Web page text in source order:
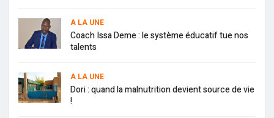
A LA UNE
Coach Issa Deme : le système éducatif tue nos
talents
A LA UNE
Dori : quand la malnutrition devient source de vie
!